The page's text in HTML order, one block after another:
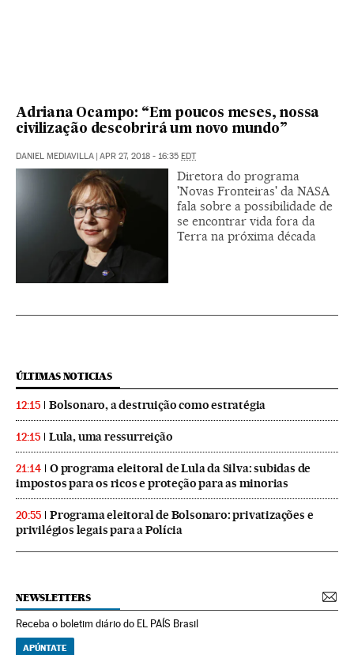
Adriana Ocampo: “Em poucos meses, nossa
civilização descobrirá um novo mundo”
DANIEL MEDIAVILLA APR 27, 2018 - 16:35 EDT
Diretora do programa
'Novas Fronteiras' da NASA
fala sobre a possibilidade de
se encontrar vida fora da
Terra na próxima década
ÚLTIMAS NOTICIAS
12:15 Bolsonaro, a destruição como estratégia
12:15 Lula, uma ressurreição
21:14
O programa eleitoral de Lula da Silva: subidas de
impostos para os ricos e proteção para as minorias
20:55
Programa eleitoral de Bolsonaro: privatizações e
privilégios legais para a Polícia
NEWSLETTERS
Receba o boletim diário do EL PAÍS Brasil
APÚNTATE